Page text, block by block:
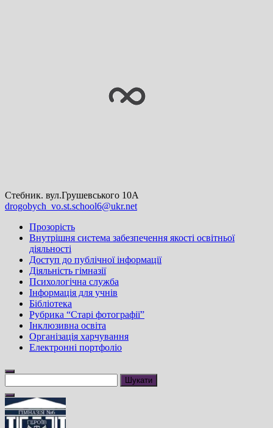
Skip
to
Стебник. вул.Грушевського 10А
drogobych_vo.st.school6@ukr.net
Прозорість
Внутрішня система забезпечення якості освітньої
діяльності
Доступ до публічної інформації
Діяльність гімназії
Психологічна служба
Інформація для учнів
Бібліотека
Рубрика “Старі фотографії”
Інклюзивна освіта
Організація харчування
Електронні портфоліо